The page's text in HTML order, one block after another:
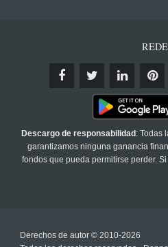
Descargo de responsabilidad : Todas
garantizamos ninguna ganancia
fondos que pueda permitirse perder.
Derechos de autor © 2010-2026